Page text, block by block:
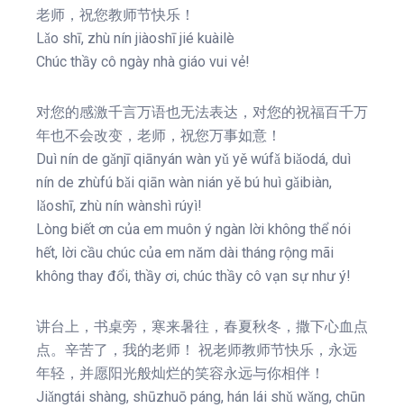
老师，祝您教师节快乐！
Lǎo shī, zhù nín jiàoshī jié kuàilè
Chúc thầy cô ngày nhà giáo vui vẻ!
对您的感激千言万语也无法表达，对您的祝福百千万
年也不会改变，老师，祝您万事如意！
Duì nín de gǎnjī qiānyán wàn yǔ yě wúfǎ biǎodá, duì
nín de zhùfú bǎi qiān wàn nián yě bú huì gǎibiàn,
lǎoshī, zhù nín wànshì rúyì!
Lòng biết ơn của em muôn ý ngàn lời không thể nói
hết, lời cầu chúc của em năm dài tháng rộng mãi
không thay đổi, thầy ơi, chúc thầy cô vạn sự như ý!
讲台上，书桌旁，寒来暑往，春夏秋冬，撒下心血点
点。辛苦了，我的老师！ 祝老师教师节快乐，永远
年轻，并愿阳光般灿烂的笑容永远与你相伴！
Jiǎngtái shàng, shūzhuō páng, hán lái shǔ wǎng, chūn